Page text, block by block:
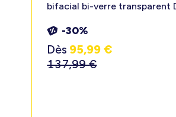
bifacial bi-verre transparent
-30%
Dès 95,99€
137,99€